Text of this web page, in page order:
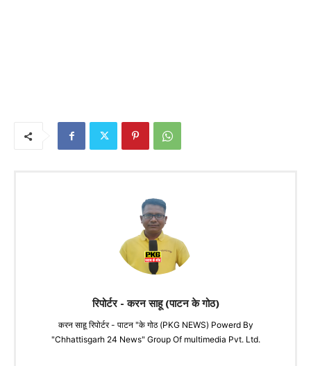
रिपोर्टर - करन साहू (पाटन के गोठ)
करन साहू रिपोर्टर - पाटन "के गोठ (PKG NEWS) Powerd By
"Chhattisgarh 24 News" Group Of multimedia Pvt. Ltd.